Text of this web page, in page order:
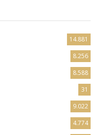
14.881
8.256
8.588
31
9.022
4.774